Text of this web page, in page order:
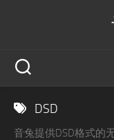
DSD
音兔提供DSD格式的